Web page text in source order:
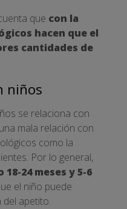
que con la
hacen que el
cantidades de
niños
se relaciona con
mala relación con
como la
Por lo general,
24 meses y 5-6
el niño puede
del apetito.